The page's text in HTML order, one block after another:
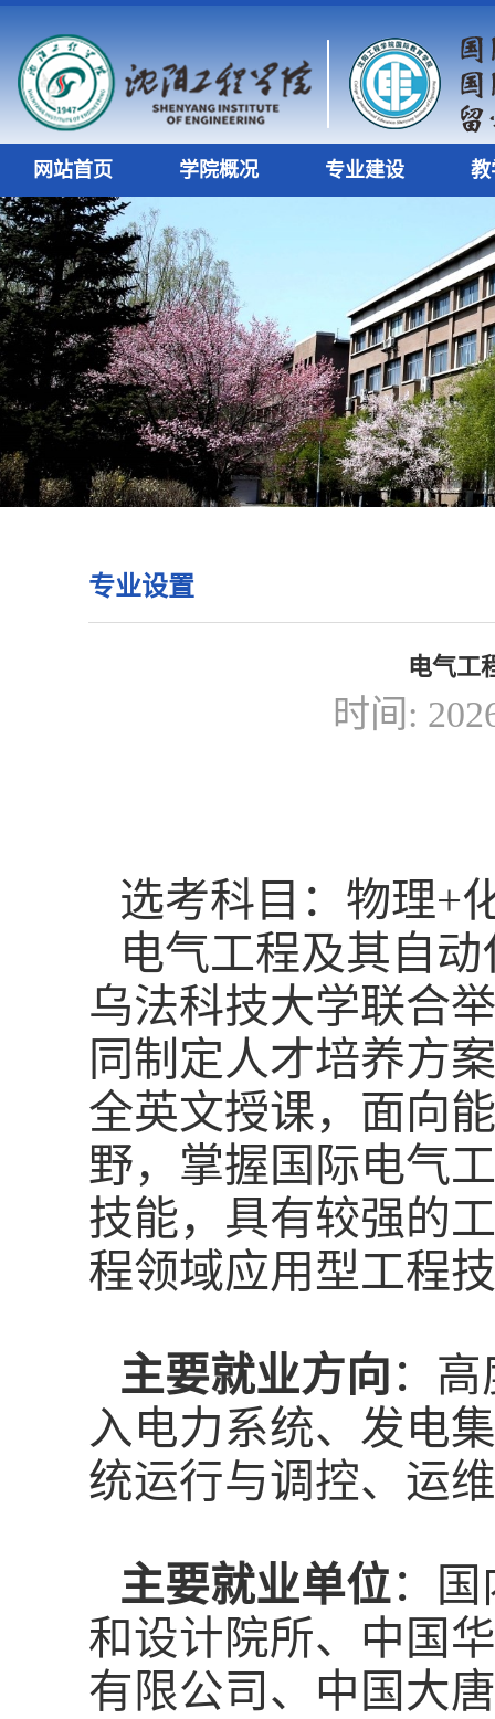
网站首页 学院概况 专业建设 教
专业设置
电气工
时间:
选考科目：物理+
电气工程及其自
乌法科技大学联合
同制定人才培养方
全英文授课，面向
野，掌握国际电气
技能，具有较强的
程领域应用型工程
主要就业方向 ：
入电力系统、发电
统运行与调控、运
主要就业单位：
和设计院所、中国
有限公司、中国大